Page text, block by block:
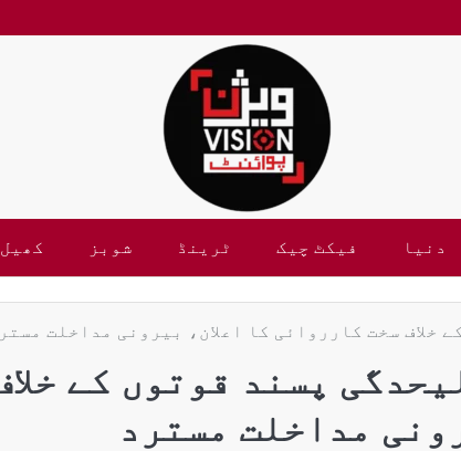
دنیا فیکٹ چیک ٹرینڈ شوبز کھیل
سخت کارروائی کا اعلان، بیرونی مداخلت
پسند قوتوں کے
مداخلت مسترد